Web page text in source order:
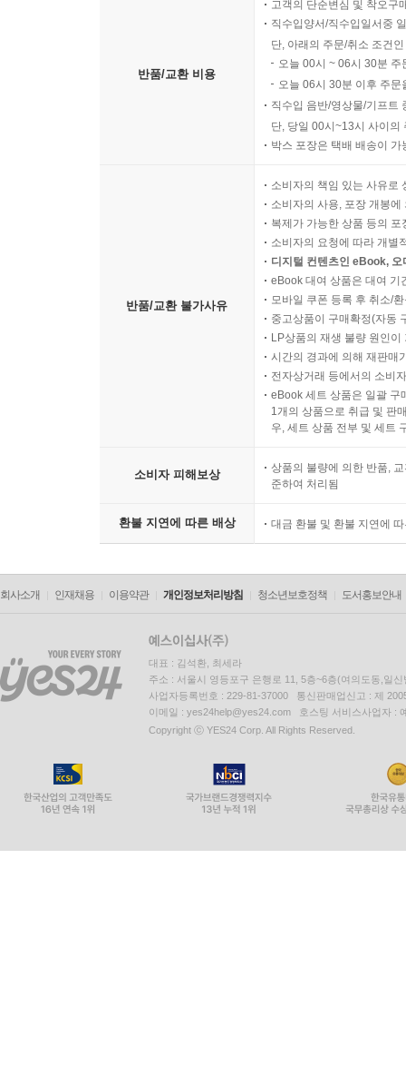
반품/교환 비용
고객의 단순변심 및 착오구
직수입양서/직수입일서중
단, 아래의 주문/취소 조건
오늘 00시 ~ 06시 30분
오늘 06시 30분 이후 주
직수입 음반/영상물/기프트
단, 당일 00시~13시 사이의
박스 포장은 택배 배송이
반품/교환 불가사유
소비자의 책임 있는 사유로
소비자의 사용, 포장 개봉
복제가 가능한 상품 등의
소비자의 요청에 따라 개별
디지털 컨텐츠인 eBook,
eBook 대여 상품은 대여 기
모바일 쿠폰 등록 후 취소/
중고상품이 구매확정(자동
LP상품의 재생 불량 원인
시간의 경과에 의해 재판매
전자상거래 등에서의 소비
eBook 세트 상품은 일괄 구
1개의 상품으로 취급 및 판
우, 세트 상품 전부 및 세트
소비자 피해보상
상품의 불량에 의한 반품,
준하여 처리됨
환불 지연에 따른 배상 대금 환불 및 환불 지연에
회사소개 인재채용 이용약관 개인정보처리방침 청소년보호정책 도서홍보안내
대표 : 김석환, 최세라
주소 : 서울시 영등포구 은행로 11, 5층~6층(여의도동,일신
사업자등록번호 : 229-81-37000 통신판매업신고 : 제
이메일 : yes24help@yes24.com 호스팅 서비스사업자 :
Copyright ⓒ YES24 Corp. All Rights Reserved.